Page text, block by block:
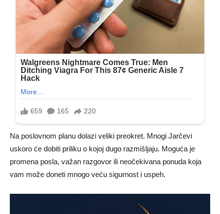
Na poslovnom planu dolazi veliki preokret. Mnogi Jarčevi
uskoro će dobiti priliku o kojoj dugo razmišljaju. Moguća je
promena posla, važan razgovor ili neočekivana ponuda koja
vam može doneti mnogo veću sigurnost i uspeh.